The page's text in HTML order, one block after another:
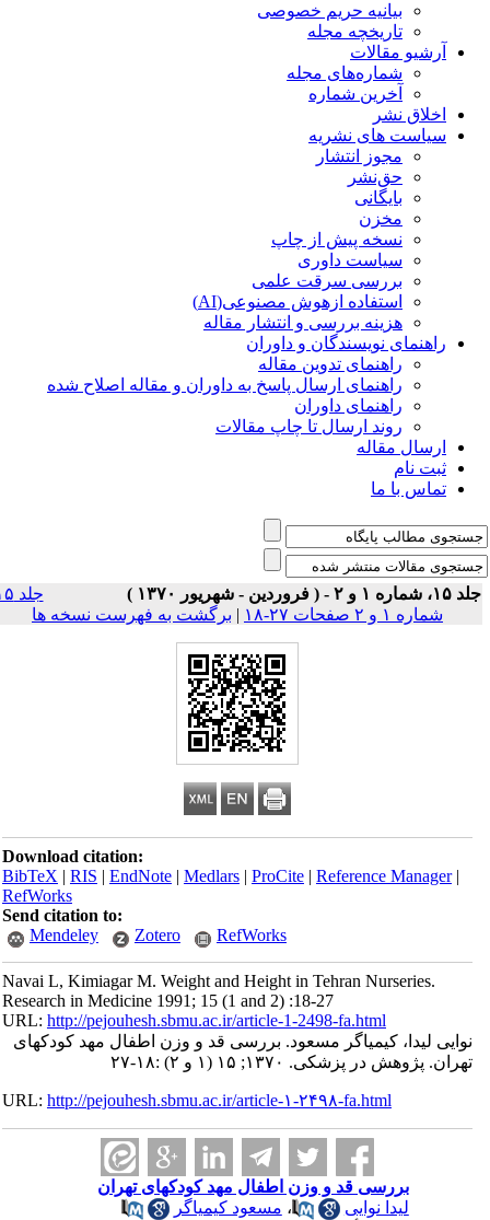
بیانیه حریم خصوصی
تاریخچه مجله
آرشیو مقالات
شماره‌های مجله
آخرین شماره
اخلاق نشر
سیاست های نشریه
مجوز انتشار
حق‌نشر
بایگانی
مخزن
نسخه پیش از چاپ
سیاست داوری
بررسی سرقت علمی
استفاده ازهوش مصنوعی(AI)
هزینه بررسی و انتشار مقاله
راهنمای نویسندگان و داوران
راهنمای تدوین مقاله
راهنمای ارسال پاسخ به داوران و مقاله اصلاح شده
راهنمای داوران
روند ارسال تا چاپ مقالات
ارسال مقاله
ثبت نام
تماس با ما
۱ و ۲ - ( فروردین - شهریور ۱۳۷۰ )
جلد ۱۵
شماره ۱ و ۲ صفحات ۲۷-۱۸
| برگشت به فهرست نسخه ها
Download citation:
BibTeX|RIS|EndNote|Medlars|ProCite|Reference Manager
RefWorks
Send citation to:
Mendeley
Zotero RefWorks
Navai L, Kimiagar M. Weight and Height in Tehran Nurseries.
Research in Medicine 1991; 15 (1 and 2) :18-27
URL:http://pejouhesh.sbmu.ac.ir/article-1-2498-fa.html
نوایی لیدا، کیمیاگر مسعود. بررسی قد و وزن اطفال مهد کودکهای
تهران. پژوهش در پزشکی. ۱۳۷۰; ۱۵ (۱ و ۲) :۱۸-۲۷
URL:http://pejouhesh.sbmu.ac.ir/article-۱-۲۴۹۸-fa.html
بررسی قد و وزن اطفال مهد کودکهای تهران
لیدا نوایی
،مسعود کیمیاگر